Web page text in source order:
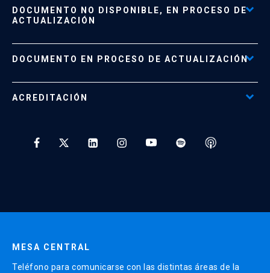
Formas de Pago
Políticas de Retiro, Devolución e Información Importante
DOCUMENTO NO DISPONIBLE, EN PROCESO DE
ACTUALIZACIÓN
Documento No Disponible file_download
DOCUMENTO EN PROCESO DE ACTUALIZACIÓN
ACREDITACIÓN
MESA CENTRAL
Teléfono para comunicarse con las distintas áreas de la